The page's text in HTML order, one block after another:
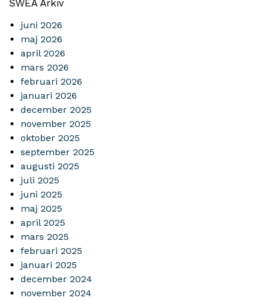
SWEA Arkiv
juni 2026
maj 2026
april 2026
mars 2026
februari 2026
januari 2026
december 2025
november 2025
oktober 2025
september 2025
augusti 2025
juli 2025
juni 2025
maj 2025
april 2025
mars 2025
februari 2025
januari 2025
december 2024
november 2024